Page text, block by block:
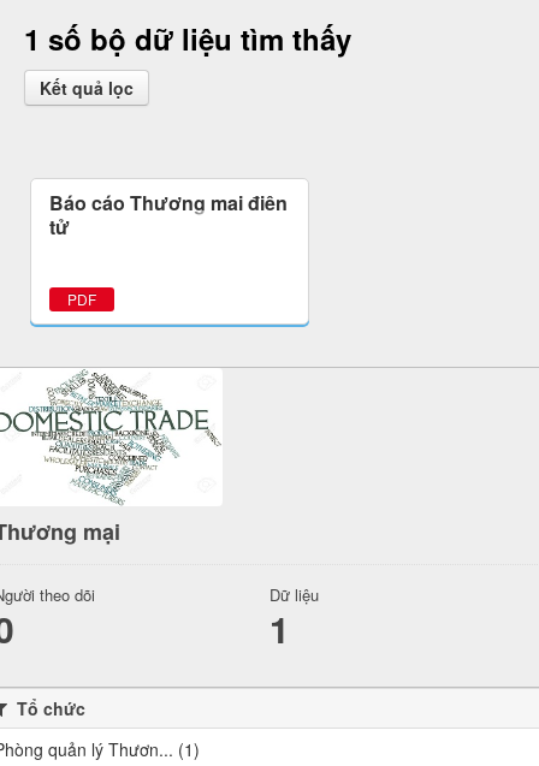
1 số bộ dữ liệu tìm thấy
Kết quả lọc
Báo cáo Thương mại điện
tử
PDF
mại
theo dõi Dữ liệu
1
Tổ chức
quản lý Thươn... (1)